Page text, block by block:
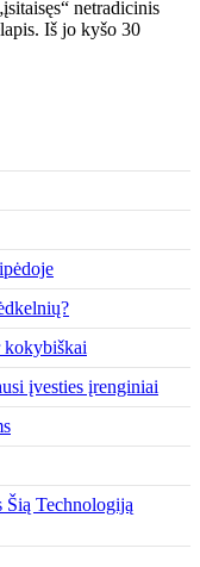
netradicinis
Iš jo kyšo 30
kokybiškai
įvesties įrenginiai
Technologiją